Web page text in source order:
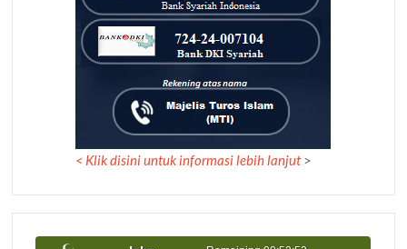
< Klik disini untuk informasi lebih lanjut>